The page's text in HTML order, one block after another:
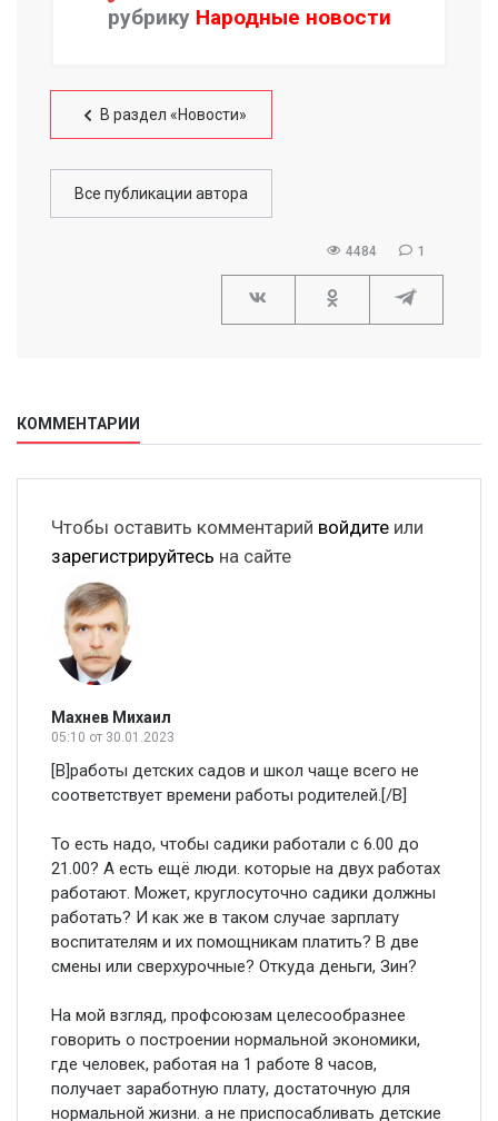
рубрику Народные новости
В раздел «Новости»
Все публикации автора
4484 1
КОММЕНТАРИИ
Чтобы оставить комментарий войдите или
зарегистрируйтесь на сайте
Махнев Михаил
05:10 от 30.01.2023
[B]работы детских садов и школ чаще всего не
соответствует времени работы родителей.[/B]
То есть надо, чтобы садики работали с 6.00 до
21.00? А есть ещё люди. которые на двух работах
работают. Может, круглосуточно садики должны
работать? И как же в таком случае зарплату
воспитателям и их помощникам платить? В две
смены или сверхурочные? Откуда деньги, Зин?
На мой взгляд, профсоюзам целесообразнее
говорить о построении нормальной экономики,
где человек, работая на 1 работе 8 часов,
получает заработную плату, достаточную для
нормальной жизни. а не приспосабливать детские